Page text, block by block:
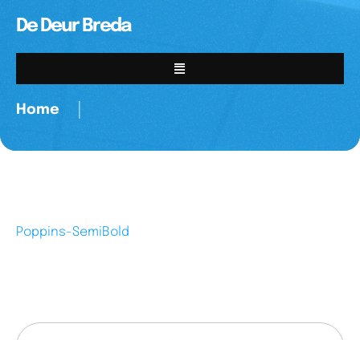
De Deur Breda
Home
Poppins-SemiBold